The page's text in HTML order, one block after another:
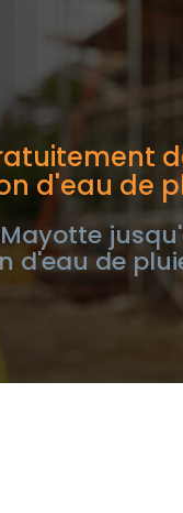
d'eau de
d'eau de